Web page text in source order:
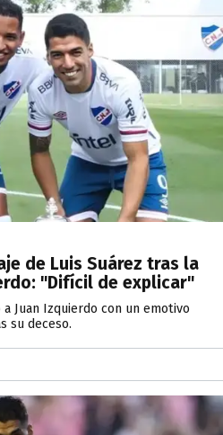
de Luis Suárez tras la
"Difícil de explicar"
Juan Izquierdo con un emotivo
su deceso.